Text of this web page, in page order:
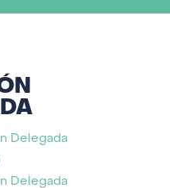
Delegada
Delegada